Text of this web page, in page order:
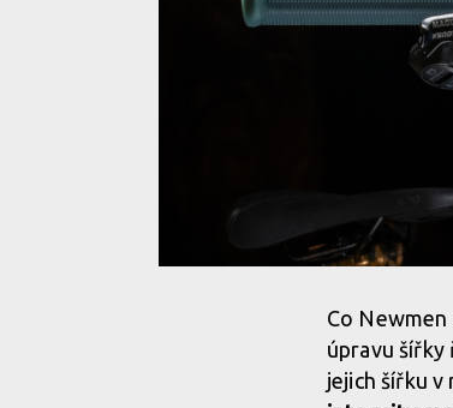
Co
úpravu
jejich šířku v